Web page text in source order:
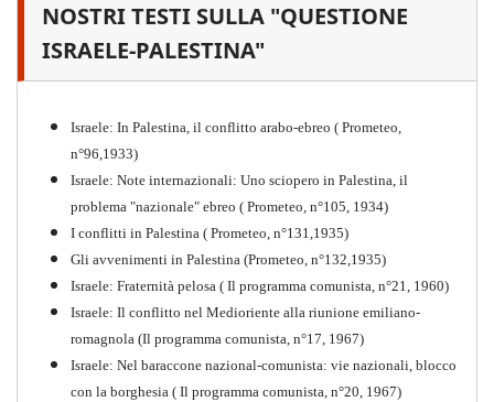
Il proletariato nella seconda
guerra mondiale e nella
NOSTRI TESTI SULLA "QUESTIONE
ISRAELE-PALESTINA"
Israele: In Palestina, il conflitto arabo-ebreo ( Prometeo,
n°96,1933)
Israele: Note internazionali: Uno sciopero in Palestina, il
problema "nazionale" ebreo ( Prometeo, n°105, 1934)
I conflitti in Palestina ( Prometeo, n°131,1935)
Gli avvenimenti in Palestina (Prometeo, n°132,1935)
Israele: Fraternità pelosa ( Il programma comunista, n°21, 1960)
Israele: Il conflitto nel Medioriente alla riunione emiliano-
romagnola (Il programma comunista, n°17, 1967)
Israele: Nel baraccone nazional-comunista: vie nazionali, blocco
con la borghesia ( Il programma comunista, n°20, 1967)